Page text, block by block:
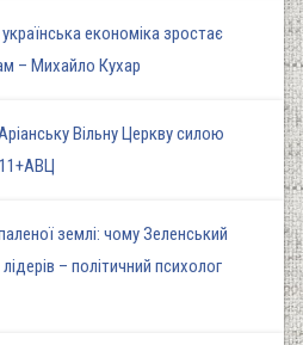
економіка зростає
– Михайло Кухар
Вільну Церкву силою
землі: чому Зеленський
– політичний психолог